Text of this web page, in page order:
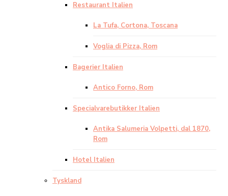
Restaurant Italien
La Tufa, Cortona, Toscana
Voglia di Pizza, Rom
Bagerier Italien
Antico Forno, Rom
Specialvarebutikker Italien
Antika Salumeria Volpetti, dal 1870,
Rom
Hotel Italien
Tyskland